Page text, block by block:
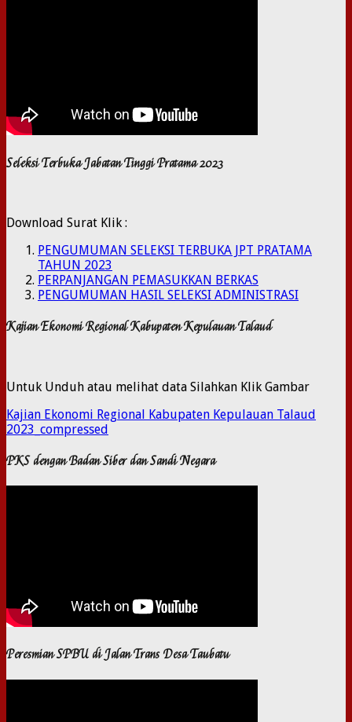
Seleksi Terbuka Jabatan Tinggi Pratama 2023
Download Surat Klik :
PENGUMUMAN SELEKSI TERBUKA JPT PRATAMA
TAHUN 2023
PERPANJANGAN PEMASUKKAN BERKAS
PENGUMUMAN HASIL SELEKSI ADMINISTRASI
Kajian Ekonomi Regional Kabupaten Kepulauan Talaud
Untuk Unduh atau melihat data Silahkan Klik Gambar
Kajian Ekonomi Regional Kabupaten Kepulauan Talaud
2023_compressed
PKS dengan Badan Siber dan Sandi Negara
Peresmian SPBU di Jalan Trans Desa Taubatu